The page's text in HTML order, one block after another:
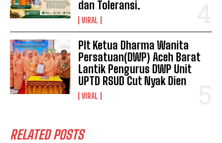
dan Toleransi.
VIRAL
Plt Ketua Dharma Wanita
Persatuan(DWP) Aceh Barat
Lantik Pengurus DWP Unit
UPTD RSUD Cut Nyak Dien
VIRAL
RELATED POSTS